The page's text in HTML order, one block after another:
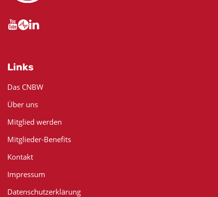
Links
Das CNBW
Über uns
Mitglied werden
Mitglieder-Benefits
Kontakt
Impressum
Datenschutzerklärung